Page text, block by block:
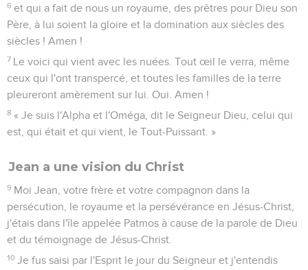
6 et qui a fait de nous un royaume, des prêtres pour Dieu son
Père, à lui soient la gloire et la domination aux siècles des
siècles ! Amen !
7 Le voici qui vient avec les nuées. Tout œil le verra, même
ceux qui l'ont transpercé, et toutes les familles de la terre
pleureront amèrement sur lui. Oui. Amen !
8 « Je suis l'Alpha et l'Oméga, dit le Seigneur Dieu, celui qui
est, qui était et qui vient, le Tout-Puissant. »
Jean a une vision du Christ
9 Moi Jean, votre frère et votre compagnon dans la
persécution, le royaume et la persévérance en Jésus-Christ,
j'étais dans l'île appelée Patmos à cause de la parole de Dieu
et du témoignage de Jésus-Christ.
10 Je fus saisi par l'Esprit le jour du Seigneur et j'entendis